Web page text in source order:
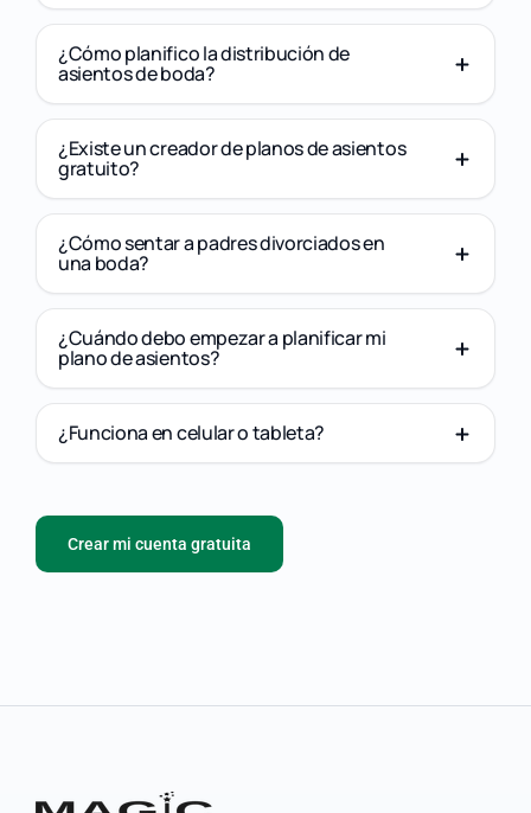
¿Cómo planifico la distribución de
asientos de boda?
¿Existe un creador de planos de asientos
gratuito?
¿Cómo sentar a padres divorciados en
una boda?
¿Cuándo debo empezar a planificar mi
plano de asientos?
¿Funciona en celular o tableta?
Crear mi cuenta gratuita